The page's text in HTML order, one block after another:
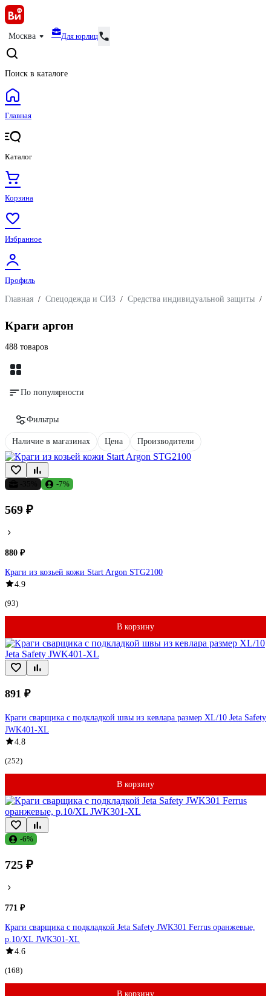
Москва Для юрлиц
Поиск в каталоге
Главная
Каталог
Корзина
Избранное
Профиль
Главная / Спецодежда и СИЗ / Средства индивидуальной защиты /
Краги аргон
488 товаров
По популярности
Фильтры
Наличие в магазинах Цена Производители
-7%
569 ₽
880 ₽
Краги из козьей кожи Start Argon STG2100
4.9
(93)
В корзину
891 ₽
Краги сварщика с подкладкой швы из кевлара размер XL/10 Jeta Safety
JWK401-XL
4.8
(252)
В корзину
-6%
725 ₽
771 ₽
Краги сварщика с подкладкой Jeta Safety JWK301 Ferrus оранжевые,
р.10/XL JWK301-XL
4.6
(168)
В корзину